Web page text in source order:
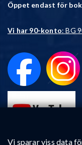
Vi sparar viss data
Öppet endast för
Vi har 90-konto: BG